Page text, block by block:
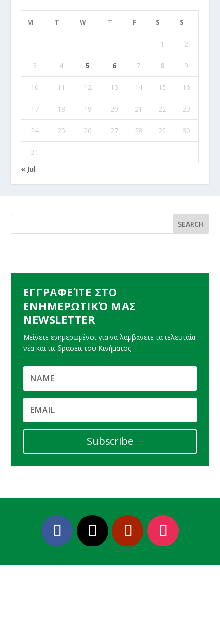
M T W T F S S
1 2
3 4 5 6 7 8 9
10 11 12 13 14 15 16
17 18 19 20 21 22 23
24 25 26 27 28 29 30
31
« Jul
ΕΓΓΡΑΦΕΊΤΕ ΣΤΟ
ΕΝΗΜΕΡΩΤΙΚΌ ΜΑΣ
NEWSLETTER
Μείνετε ενημερωμένοι για να λαμβάνετε τα τελευταία
νέα και τις δράσεις του Κινήματος
Subscribe